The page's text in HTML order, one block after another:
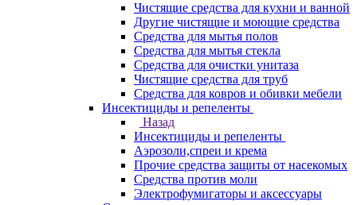
Чистящие средства для кухни и ванной
Другие чистящие и моющие средства
Средства для мытья полов
Средства для мытья стекла
Средства для очистки унитаза
Чистящие средства для труб
Средства для ковров и обивки мебели
Инсектициды и репеленты
Назад
Инсектициды и репеленты
Аэрозоли,спреи и крема
Прочие средства защиты от насекомых
Средства против моли
Электрофумигаторы и аксессуары